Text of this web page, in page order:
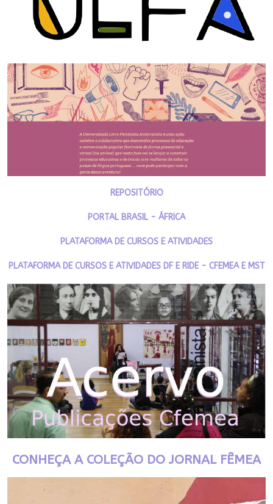
REPOSITÓRIO
PORTAL BRASIL - ÁFRICA
PLATAFORMA DE CURSOS E ATIVIDADES
PLATAFORMA DE CURSOS E ATIVIDADES DF E RIDE - CFEMEA E MST
CONHEÇA A COLEÇÃO DO JORNAL FÊMEA